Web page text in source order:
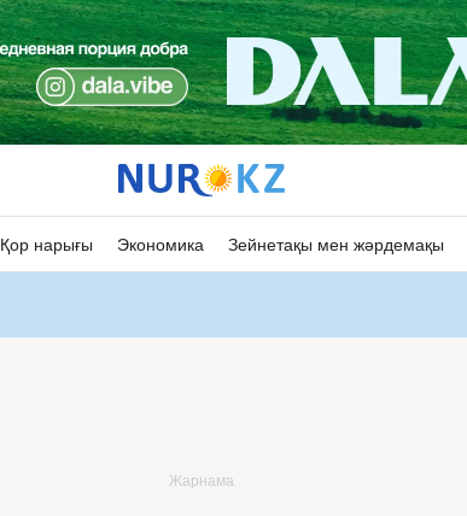
Қор нарығы Экономика Зейнетақы мен жәрдемақы